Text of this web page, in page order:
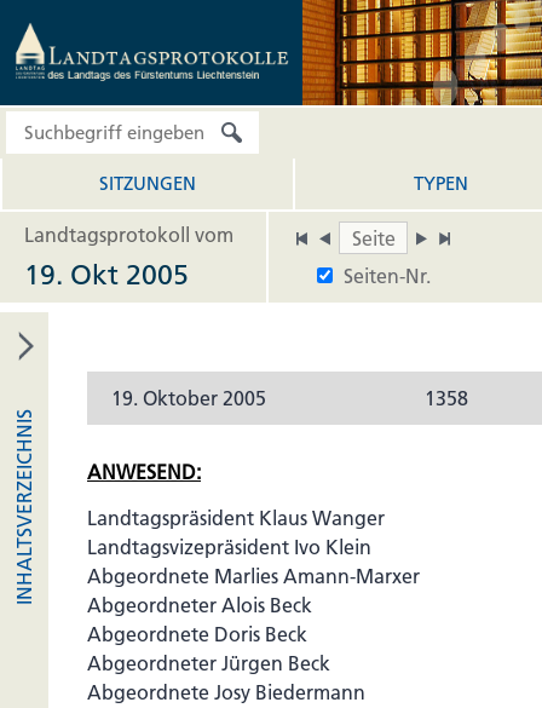
SITZUNGEN TYPEN
Landtagsprotokoll vom
Seiten-Nr.
19. Okt 2005
INHALTSVERZEICHNIS
19. Oktober 2005 1358
ANWESEND:
Landtagspräsident Klaus Wanger
Landtagsvizepräsident Ivo Klein
Abgeordnete Marlies Amann-Marxer
Abgeordneter Alois Beck
Abgeordnete Doris Beck
Abgeordneter Jürgen Beck
Abgeordnete Josy Biedermann